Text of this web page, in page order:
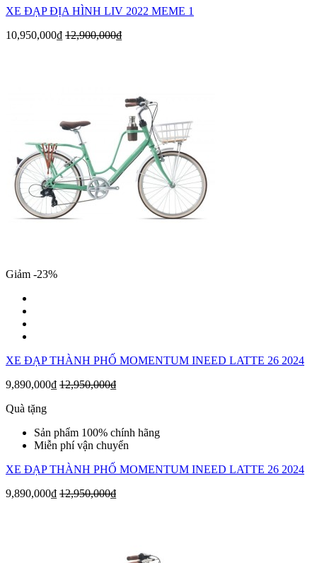
XE ĐẠP ĐỊA HÌNH LIV 2022 MEME 1
10,950,000₫ 12,900,000₫
Giảm -23%
XE ĐẠP THÀNH PHỐ MOMENTUM INEED LATTE 26 2024
9,890,000₫ 12,950,000₫
Quà tặng
Sản phẩm 100% chính hãng
Miễn phí vận chuyển
XE ĐẠP THÀNH PHỐ MOMENTUM INEED LATTE 26 2024
9,890,000₫ 12,950,000₫